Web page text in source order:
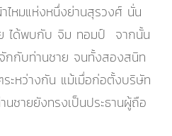
ไหมแห่งหนึ่งย่านสุรวงศ์ นั่น
ย ได้พบกับ จิม ทอมป์ จากนั้น
กกับท่านชาย จนทั้งสองสนิท
ะหว่างกัน แม้เมื่อก่อตั้งบริษัท
ชายยังทรงเป็นประธานผู้ถือ